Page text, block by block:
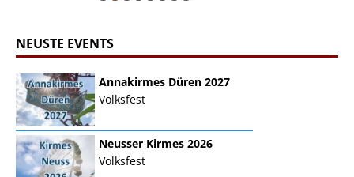
NEUSTE EVENTS
Annakirmes Düren 2027
Volksfest
Neusser Kirmes 2026
Volksfest